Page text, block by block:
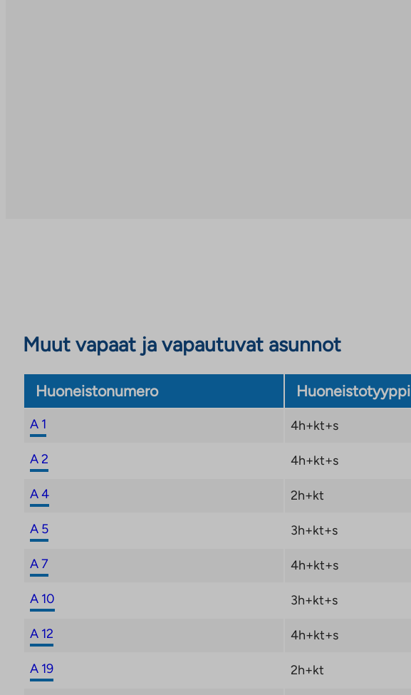
Muut vapaat ja vapautuvat asunnot
Huoneistonumero Huoneistotyyppi
A 1 4h+kt+s
A 2 4h+kt+s
A 4 2h+kt
A 5 3h+kt+s
A 7 4h+kt+s
A 10 3h+kt+s
A 12 4h+kt+s
A 19 2h+kt